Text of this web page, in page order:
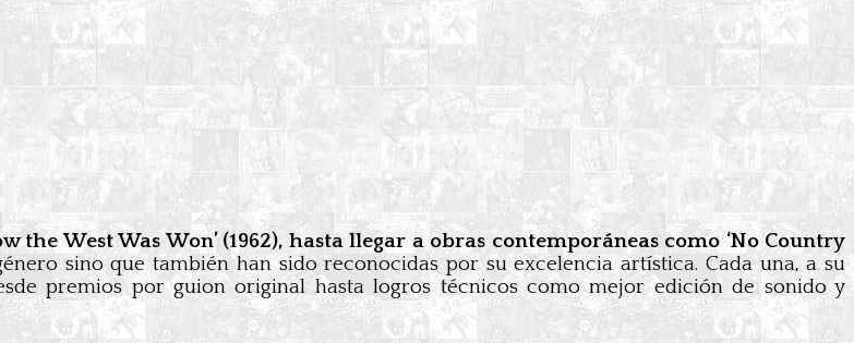
the West Was Won’ (1962), hasta llegar a obras contemporáneas como ‘No Country
sino que también han sido reconocidas por su excelencia artística. Cada una, a su
premios por guion original hasta logros técnicos como mejor edición de sonido y